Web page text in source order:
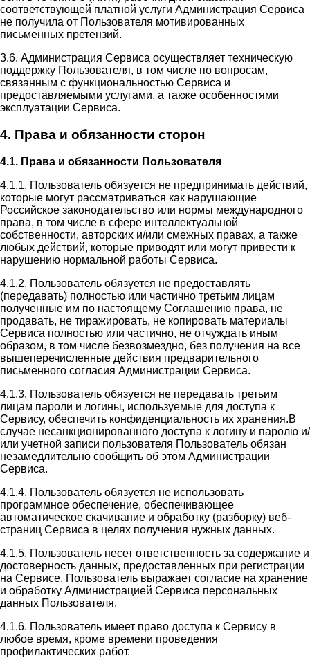
соответствующей платной услуги Администрация Сервиса
не получила от Пользователя мотивированных
письменных претензий.
3.6. Администрация Сервиса осуществляет техническую
поддержку Пользователя, в том числе по вопросам,
связанным с функциональностью Сервиса и
предоставляемыми услугами, а также особенностями
эксплуатации Сервиса.
4. Права и обязанности сторон
4.1. Права и обязанности Пользователя
4.1.1. Пользователь обязуется не предпринимать действий,
которые могут рассматриваться как нарушающие
Российское законодательство или нормы международного
права, в том числе в сфере интеллектуальной
собственности, авторских и/или смежных правах, а также
любых действий, которые приводят или могут привести к
нарушению нормальной работы Сервиса.
4.1.2. Пользователь обязуется не предоставлять
(передавать) полностью или частично третьим лицам
полученные им по настоящему Соглашению права, не
продавать, не тиражировать, не копировать материалы
Сервиса полностью или частично, не отчуждать иным
образом, в том числе безвозмездно, без получения на все
вышеперечисленные действия предварительного
письменного согласия Администрации Сервиса.
4.1.3. Пользователь обязуется не передавать третьим
лицам пароли и логины, используемые для доступа к
Сервису, обеспечить конфиденциальность их хранения.В
случае несанкционированного доступа к логину и паролю и/
или учетной записи пользователя Пользователь обязан
незамедлительно сообщить об этом Администрации
Сервиса.
4.1.4. Пользователь обязуется не использовать
программное обеспечение, обеспечивающее
автоматическое скачивание и обработку (разборку) веб-
страниц Сервиса в целях получения нужных данных.
4.1.5. Пользователь несет ответственность за содержание и
достоверность данных, предоставленных при регистрации
на Сервисе. Пользователь выражает согласие на хранение
и обработку Администрацией Сервиса персональных
данных Пользователя.
4.1.6. Пользователь имеет право доступа к Сервису в
любое время, кроме времени проведения
профилактических работ.